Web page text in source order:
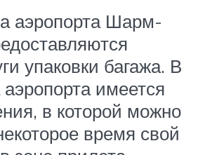
аэропорта Шарм-
упаковки багажа. В
имеется
в которой можно
время свой